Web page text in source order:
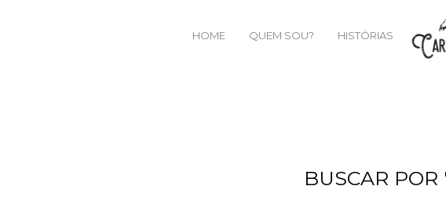
HOME QUEM SOU? HISTÓRIAS
BUSCAR POR